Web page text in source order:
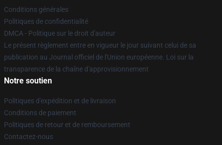
Conditions générales
Politiques de confidentialité
DMCA - Politique sur le droit d'auteur
Le présent règlement entre en vigueur le jour suivant celui de sa
publication au Journal officiel de l'Union européenne. Loi sur la
transparence de la chaîne d'approvisionnement
Notre soutien
Politiques d'expédition et de livraison
Conditions de paiement
Politiques de retour et de remboursement
Contactez-nous